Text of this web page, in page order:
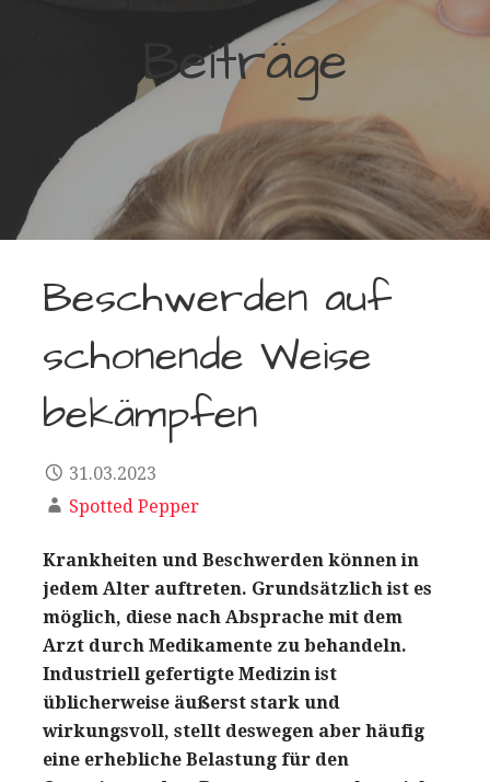
Beiträge
Beschwerden auf
schonende Weise
bekämpfen
31.03.2023
Spotted Pepper
Krankheiten und Beschwerden können in
jedem Alter auftreten. Grundsätzlich ist es
möglich, diese nach Absprache mit dem
Arzt durch Medikamente zu behandeln.
Industriell gefertigte Medizin ist
üblicherweise äußerst stark und
wirkungsvoll, stellt deswegen aber häufig
eine erhebliche Belastung für den